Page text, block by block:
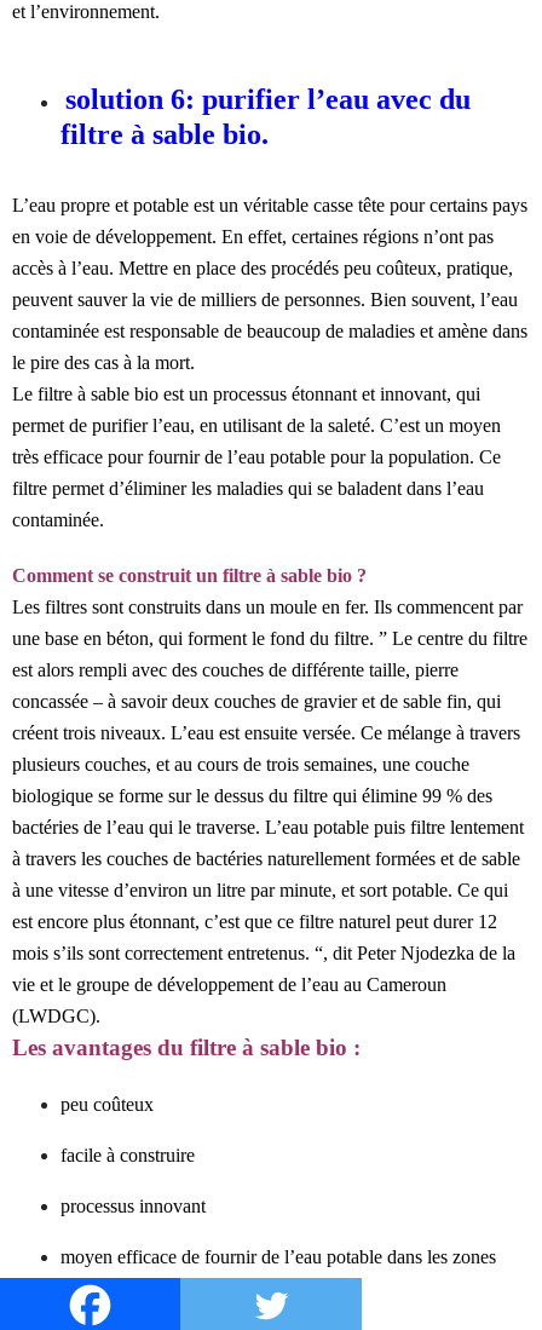
et l’environnement.
solution 6: purifier l’eau avec du
filtre à sable bio.
L’eau propre et potable est un véritable casse tête pour certains pays
en voie de développement. En effet, certaines régions n’ont pas
accès à l’eau. Mettre en place des procédés peu coûteux, pratique,
peuvent sauver la vie de milliers de personnes. Bien souvent, l’eau
contaminée est responsable de beaucoup de maladies et amène dans
le pire des cas à la mort.
Le filtre à sable bio est un processus étonnant et innovant, qui
permet de purifier l’eau, en utilisant de la saleté. C’est un moyen
très efficace pour fournir de l’eau potable pour la population. Ce
filtre permet d’éliminer les maladies qui se baladent dans l’eau
contaminée.
Comment se construit un filtre à sable bio ?
Les filtres sont construits dans un moule en fer. Ils commencent par
une base en béton, qui forment le fond du filtre. ” Le centre du filtre
est alors rempli avec des couches de différente taille, pierre
concassée – à savoir deux couches de gravier et de sable fin, qui
créent trois niveaux. L’eau est ensuite versée. Ce mélange à travers
plusieurs couches, et au cours de trois semaines, une couche
biologique se forme sur le dessus du filtre qui élimine 99 % des
bactéries de l’eau qui le traverse. L’eau potable puis filtre lentement
à travers les couches de bactéries naturellement formées et de sable
à une vitesse d’environ un litre par minute, et sort potable. Ce qui
est encore plus étonnant, c’est que ce filtre naturel peut durer 12
mois s’ils sont correctement entretenus. “, dit Peter Njodezka de la
vie et le groupe de développement de l’eau au Cameroun
(LWDGC).
Les avantages du filtre à sable bio :
peu coûteux
facile à construire
processus innovant
moyen efficace de fournir de l’eau potable dans les zones
défavorisées.